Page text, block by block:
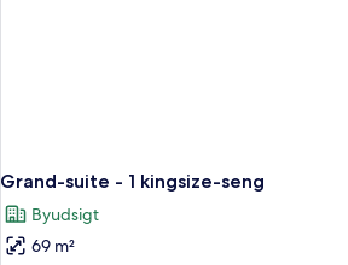
Grand-suite - 1 kingsize-seng
Byudsigt
69 m²